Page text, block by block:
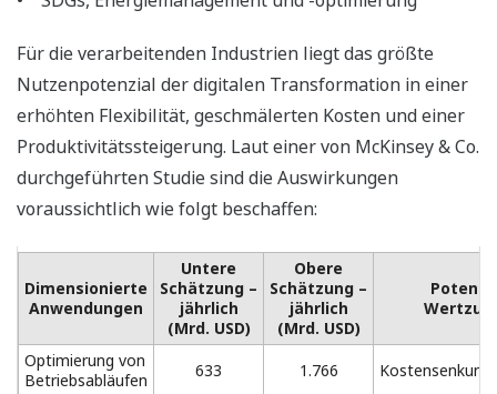
Für die verarbeitenden Industrien liegt das größte
Nutzenpotenzial der digitalen Transformation in einer
erhöhten Flexibilität, geschmälerten Kosten und einer
Produktivitätssteigerung. Laut einer von McKinsey & Co.
durchgeführten Studie sind die Auswirkungen
voraussichtlich wie folgt beschaffen:
Dimensionierte
Anwendungen
Untere
Schätzung –
jährlich
(Mrd. USD)
Obere
Schätzung –
jährlich
(Mrd. USD)
Optimierung von
Betriebsabläufen
633 1.766
Kostensenkung